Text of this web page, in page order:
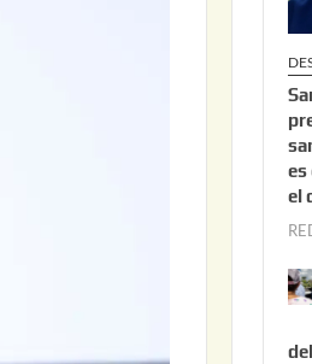
es
el